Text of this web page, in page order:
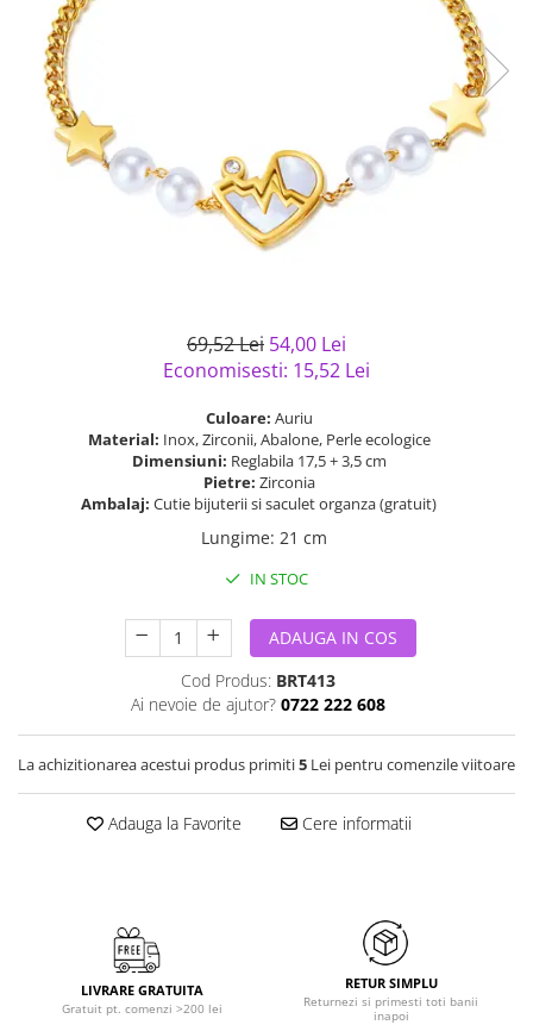
semipretioase
Bijuterii argint placat cu aur
Bijuterii argint cu diverse
materiale
Bijuterii argint cu murano
Bijuterii de Lux
Bijuterii gotice si rock
Bijuterii Handmade
Bijuterii fantezie
Casete si cutii de bijuterii
69,52 Lei 54,00 Lei
Economisesti: 15,52 Lei
Culoare: Auriu
Material: Inox, Zirconii, Abalone, Perle ecologice
Dimensiuni: Reglabila 17,5 + 3,5 cm
Pietre: Zirconia
Ambalaj: Cutie bijuterii si saculet organza (gratuit)
Lungime: 21 cm
IN STOC
ADAUGA IN COS
Cod Produs: BRT413
Ai nevoie de ajutor? 0722 222 608
La achizitionarea acestui produs primiti5 Lei pentru comenzile viitoare
Adauga la Favorite Cere informatii
LIVRARE GRATUITA
Gratuit pt. comenzi >200 lei
RETUR SIMPLU
Returnezi si primesti toti banii
inapoi